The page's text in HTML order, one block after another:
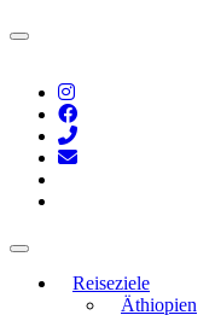
Reiseziele
Äthiopien